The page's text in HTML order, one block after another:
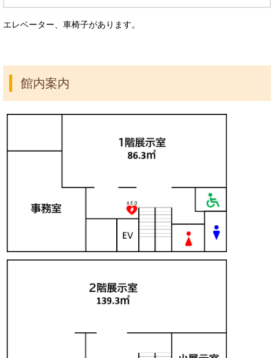
エレベーター、車椅子があります。
館内案内